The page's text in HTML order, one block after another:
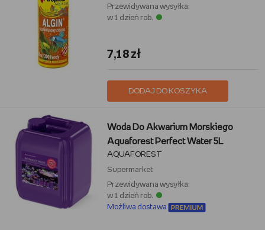
Przewidywana wysyłka:
w 1 dzień rob.
7,18 zł
DODAJ DO KOSZYKA
Woda Do Akwarium Morskiego
Aquaforest Perfect Water 5L
AQUAFOREST
Supermarket
Przewidywana wysyłka:
w 1 dzień rob.
Możliwa dostawa